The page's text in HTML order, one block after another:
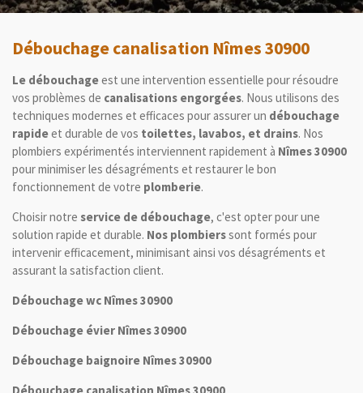
Débouchage canalisation Nîmes 30900
Le débouchageest une intervention essentielle pour résoudre
vos problèmes de canalisations engorgées. Nous utilisons des
techniques modernes et efficaces pour assurer un débouchage
rapideet durable de vos toilettes, lavabos, et drains. Nos
plombiers expérimentés interviennent rapidement à Nîmes 30900
pour minimiser les désagréments et restaurer le bon
fonctionnement de votre plomberie.
Choisir notre service de débouchage, c'est opter pour une
solution rapide et durable. Nos plombierssont formés pour
intervenir efficacement, minimisant ainsi vos désagréments et
assurant la satisfaction client.
Débouchage wc Nîmes 30900
Débouchage évier Nîmes 30900
Débouchage baignoire Nîmes 30900
Débouchage canalisation Nîmes 30900